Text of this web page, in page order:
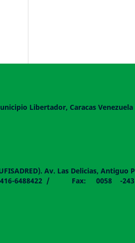
Libertador, Caracas Venezuela
Av. Las Delicias, Antiguo
- 0416-6488422 / Fax: 0058 -